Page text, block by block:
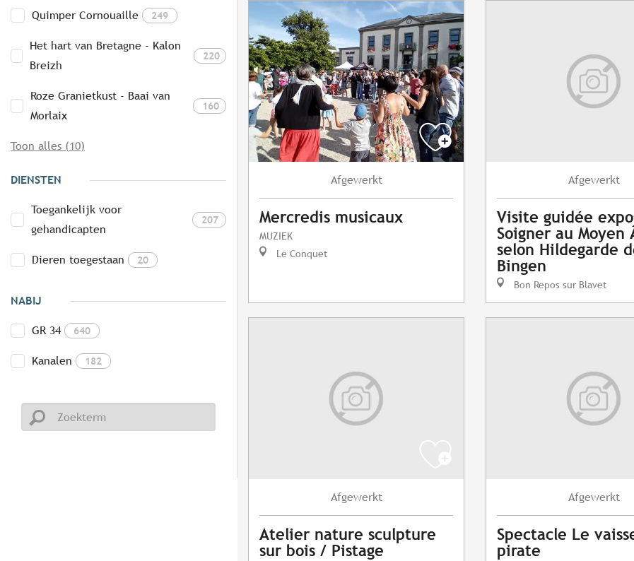
Quimper Cornouaille 249
Het hart van Bretagne - Kalon
Breizh
220
Roze Granietkust - Baai van
Morlaix
160
Toon alles (10)
DIENSTEN
Toegankelijk voor
gehandicapten
207
Dieren toegestaan 20
NABIJ
GR 34 640
Kanalen 182
Afgewerkt
Mercredis musicaux
MUZIEK
Le Conquet
Afgewerkt
Visite guidée
Soigner au Moyen
selon Hildegarde
Bingen
Bon Repos sur Blavet
Afgewerkt
Atelier nature sculpture
sur bois / Pistage
Afgewerkt
Spectacle Le
pirate